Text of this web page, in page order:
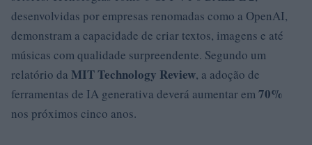
desenvolvidas por empresas renomadas como a OpenAI,
demonstram a capacidade de criar textos, imagens e até
músicas com qualidade surpreendente. Segundo um
relatório da MIT Technology Review, a adoção de
ferramentas de IA generativa deverá aumentar em70%
nos próximos cinco anos.